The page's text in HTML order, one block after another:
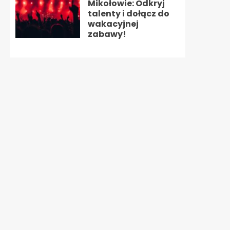
Mikołowie: Odkryj
talenty i dołącz do
wakacyjnej
zabawy!